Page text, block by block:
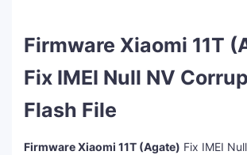
Firmware Xiaomi 11T
Fix IMEI Null NV
Flash File
Firmware Xiaomi 11T (Agate) Fix IMEI